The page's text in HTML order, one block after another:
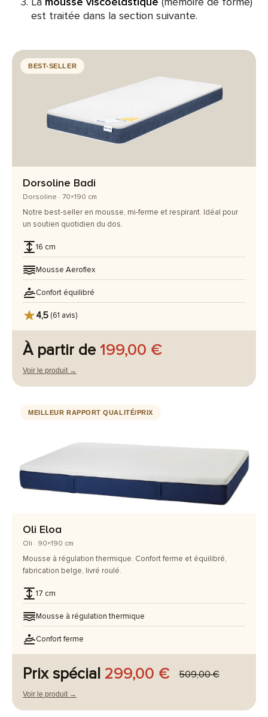
est traitée dans la section suivante.
BEST-SELLER
Dorsoline Badi
Dorsoline · 70×190 cm
Notre best-seller en mousse, mi-ferme et respirant. Idéal pour
un soutien quotidien du dos.
16 cm
Mousse Aeroflex
Confort équilibré
4,5 (61 avis)
À partir de 199,00 €
Voir le produit →
MEILLEUR RAPPORT QUALITÉ/PRIX
Oli Eloa
Oli · 90×190 cm
Mousse à régulation thermique. Confort ferme et équilibré,
fabrication belge, livré roulé.
17 cm
Mousse à régulation thermique
Confort ferme
Prix spécial 299,00 € 509,00 €
Voir le produit →